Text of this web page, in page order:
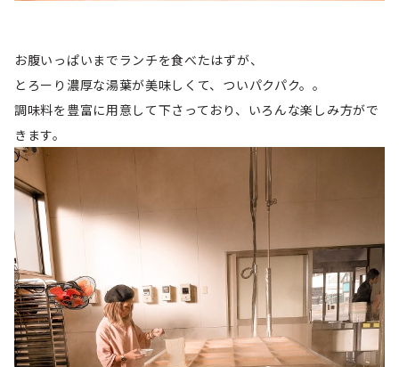
お腹いっぱいまでランチを食べたはずが、
とろーり濃厚な湯葉が美味しくて、ついパクパク。。
調味料を豊富に用意して下さっており、いろんな楽しみ方がで
きます。